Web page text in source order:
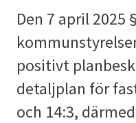
Den 7 april 2025
positivt
detaljplan för
och 14:3,